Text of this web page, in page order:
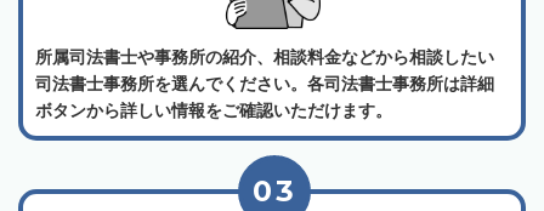
所属司法書士や事務所の紹介、相談料金などから相談したい
司法書士事務所を選んでください。各司法書士事務所は詳細
ボタンから詳しい情報をご確認いただけます。
03